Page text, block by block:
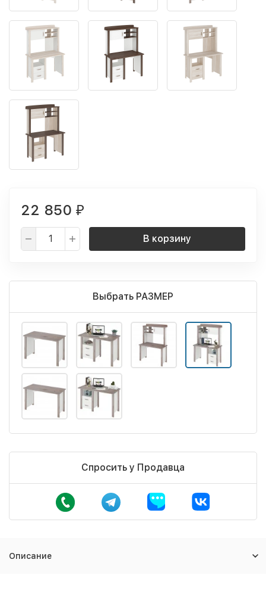
22 850 ₽
В корзину
Выбрать РАЗМЕР
Спросить у Продавца
Описание